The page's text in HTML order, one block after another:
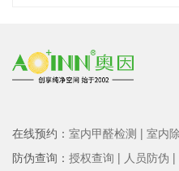
在线预约： 室内甲醛检测 | 室内
防伪查询： 授权查询 | 人员防伪 |